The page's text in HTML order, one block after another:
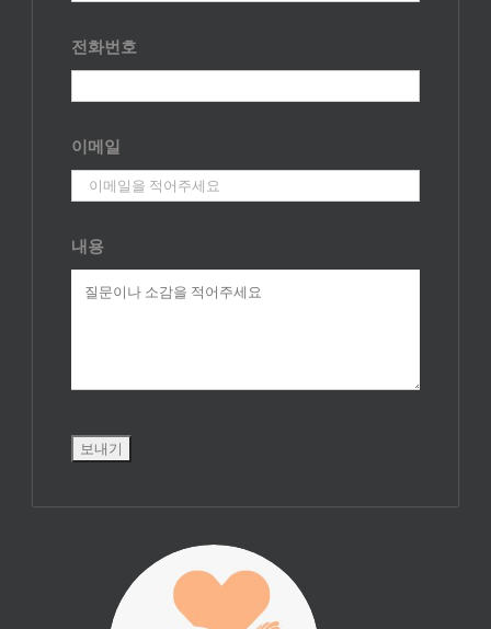
전화번호
이메일
내용
진리횃불 사역은